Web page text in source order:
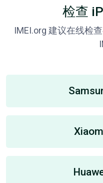
检查
IMEI.org 建议在线检